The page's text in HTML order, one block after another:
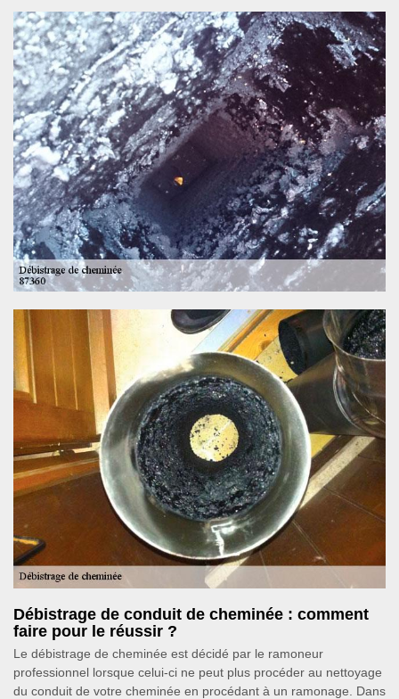
Débistrage de conduit de cheminée : comment
faire pour le réussir ?
Le débistrage de cheminée est décidé par le ramoneur
professionnel lorsque celui-ci ne peut plus procéder au nettoyage
du conduit de votre cheminée en procédant à un ramonage. Dans